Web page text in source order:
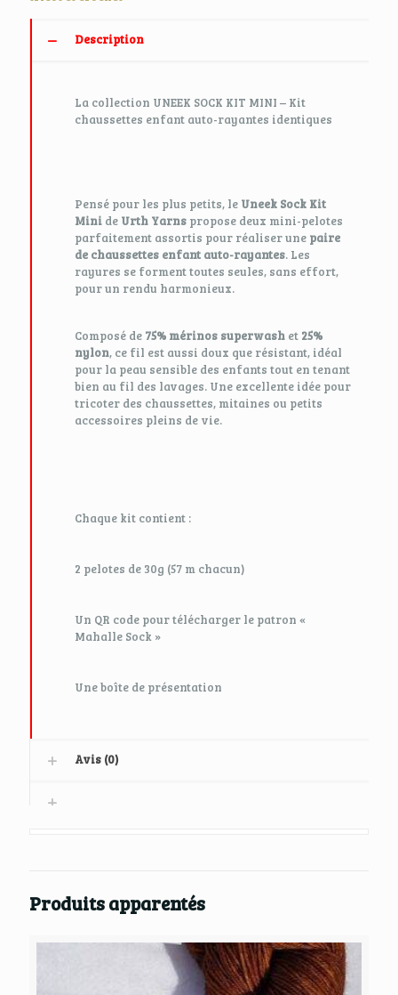
Description
La collection UNEEK SOCK KIT MINI – Kit
chaussettes enfant auto-rayantes identiques
Pensé pour les plus petits, le Uneek Sock Kit
Mini de Urth Yarns propose deux mini-pelotes
parfaitement assortis pour réaliser une paire
de chaussettes enfant auto-rayantes. Les
rayures se forment toutes seules, sans effort,
pour un rendu harmonieux.
Composé de 75% mérinos superwash et 25%
nylon, ce fil est aussi doux que résistant, idéal
pour la peau sensible des enfants tout en tenant
bien au fil des lavages. Une excellente idée pour
tricoter des chaussettes, mitaines ou petits
accessoires pleins de vie.
Chaque kit contient :
2 pelotes de 30g (57 m chacun)
Un QR code pour télécharger le patron «
Mahalle Sock »
Une boîte de présentation
Avis (0)
Produits apparentés